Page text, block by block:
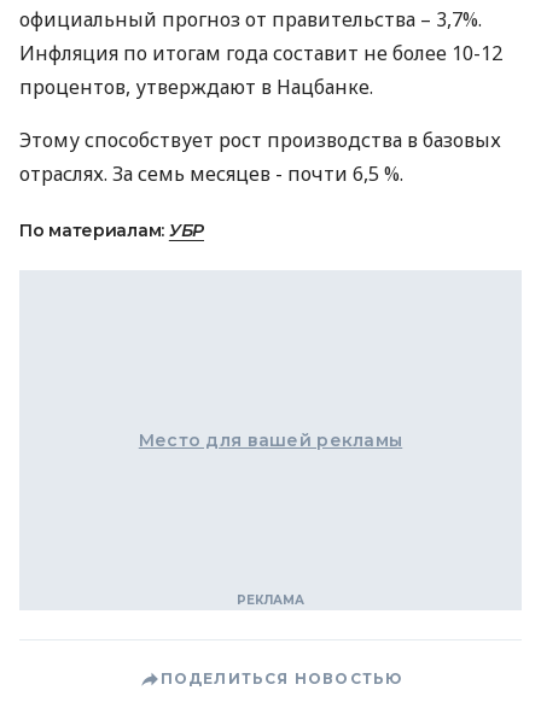
официальный прогноз от правительства – 3,7%.
Инфляция по итогам года составит не более 10-12
процентов, утверждают в Нацбанке.
Этому способствует рост производства в базовых
отраслях. За семь месяцев - почти 6,5 %.
По материалам: УБР
Место для вашей рекламы
ПОДЕЛИТЬСЯ НОВОСТЬЮ